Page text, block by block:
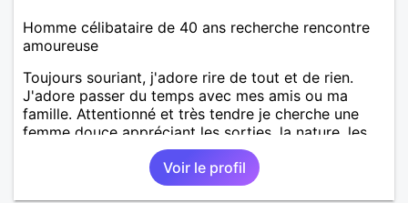
Homme célibataire de 40 ans recherche rencontre
amoureuse
Toujours souriant, j'adore rire de tout et de rien.
J'adore passer du temps avec mes amis ou ma
famille. Attentionné et très tendre je cherche une
femme douce appréciant les sorties, la nature, les
balades, les bons restos...
Voir le profil